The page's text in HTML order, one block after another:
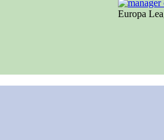
Europa